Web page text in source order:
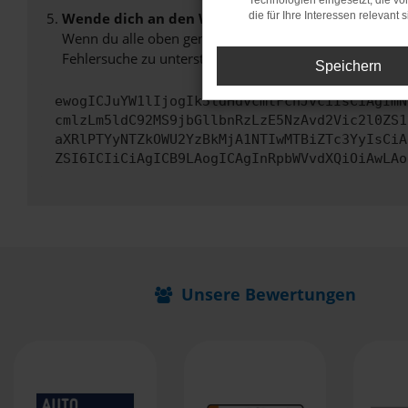
Wende dich an den Webseitenbetreiber.
Wenn du alle oben genannten Schritte versucht hast,
Fehlersuche zu unterstützen:
Unsere Bewertungen
die für Ihre Interessen relevant
Speichern